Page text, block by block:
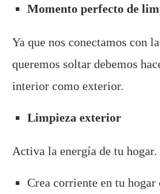
Momento perfecto de
Ya que nos conectamos con
queremos soltar debemos
interior como exterior.
Limpieza exterior
Activa la energía de tu hogar.
Crea corriente en tu